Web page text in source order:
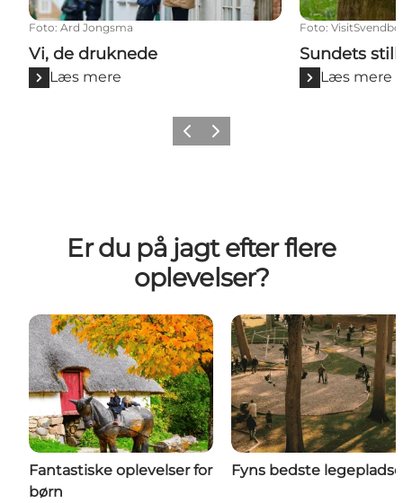
Foto: Ard Jongsma
Vi, de druknede
Læs mere
Foto:
Sundets
Læs mere
ForrigeNæste
Er du på jagt efter flere
oplevelser?
Fantastiske oplevelser for
børn
Fyns bedste